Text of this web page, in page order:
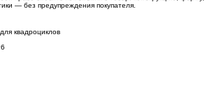
— без предупреждения покупателя.
квадроциклов